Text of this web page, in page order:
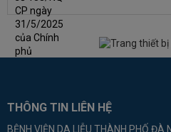
THÔNG TIN LIÊN HỆ
BỆNH VIỆN DA LIỄU THÀNH PHỐ ĐÀ